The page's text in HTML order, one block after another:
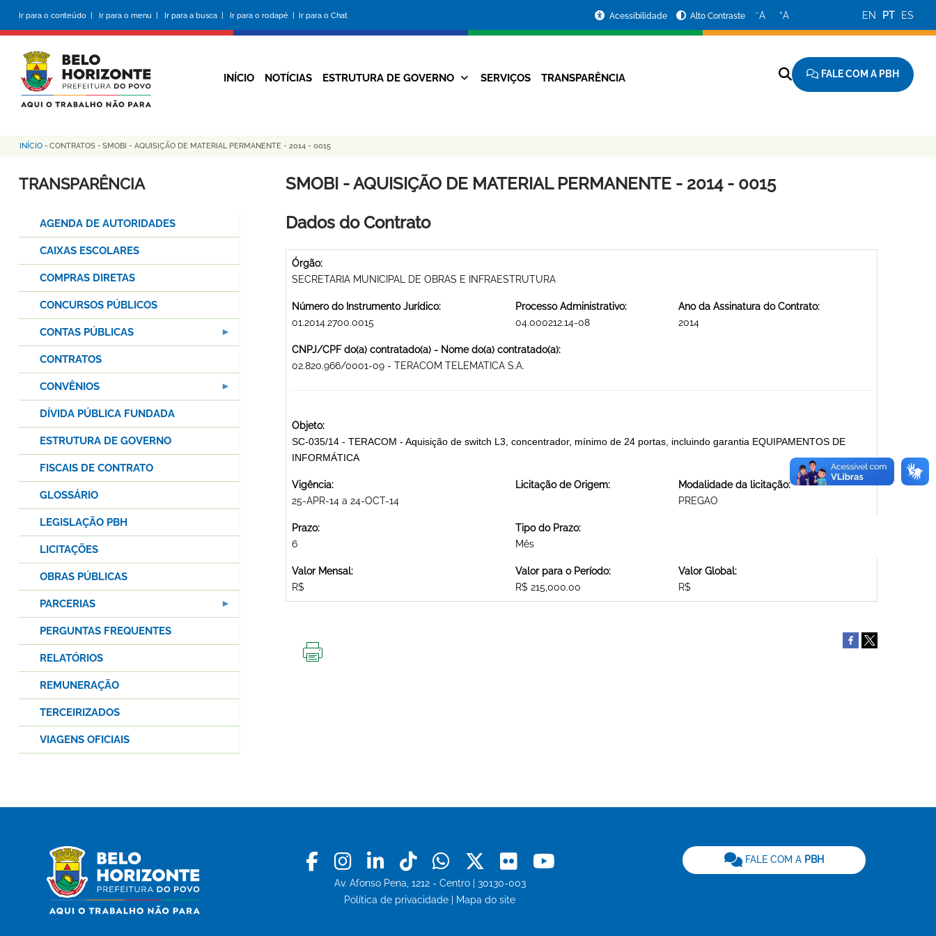
conteúdo
principal
Ir para o conteúdo | Ir para o menu | Ir para a busca | Ir para o rodapé | Ir para o Chat
da
Prefeitura
Acessibilidade Alto Contraste −A +A EN PT ES
Navegação
INÍCIO NOTÍCIAS ESTRUTURA DE GOVERNO SERVIÇOS TRANSPARÊNCIA FALE COM A PBH
Trilha
de
INÍCIO - CONTRATOS - SMOBI - AQUISIÇÃO DE MATERIAL PERMANENTE - 2014 - 0015
SMOBI - AQUISIÇÃO DE MATERIAL PERMANENTE - 2014 - 0015
Dados do Contrato
Órgão:
SECRETARIA MUNICIPAL DE OBRAS E INFRAESTRUTURA
Número do Instrumento Jurídico:
01.2014.2700.0015
Processo Administrativo:
04.000212.14-08
Ano da Assinatura do Contrato:
2014
CNPJ/CPF do(a) contratado(a) - Nome do(a) contratado(a):
02.820.966/0001-09 - TERACOM TELEMATICA S.A.
Objeto:
SC-035/14 - TERACOM - Aquisição de switch L3, concentrador, mínimo de 24 portas, incluindo garantia EQUIPAMENTOS DE
INFORMÁTICA
Vigência:
25-APR-14 a 24-OCT-14
Licitação de Origem:
Modalidade da licitação:
PREGAO
Prazo:
6
Tipo do Prazo:
Mês
Valor Mensal:
R$
Valor para o Período:
R$ 215,000.00
Valor Global:
R$
TRANSPARÊNCIA
AGENDA DE AUTORIDADES
CAIXAS ESCOLARES
COMPRAS DIRETAS
CONCURSOS PÚBLICOS
CONTAS PÚBLICAS
CONTRATOS
CONVÊNIOS
DÍVIDA PÚBLICA FUNDADA
ESTRUTURA DE GOVERNO
FISCAIS DE CONTRATO
GLOSSÁRIO
LEGISLAÇÃO PBH
LICITAÇÕES
OBRAS PÚBLICAS
PARCERIAS
PERGUNTAS FREQUENTES
RELATÓRIOS
REMUNERAÇÃO
TERCEIRIZADOS
VIAGENS OFICIAIS
Facebook
Instagram
LinkedinTiktokWhatsapp
X Flickr
Av. Afonso Pena, 1212 - Centro | 30130-003
Política de privacidade
Mapa do site
FALE COM A PBH